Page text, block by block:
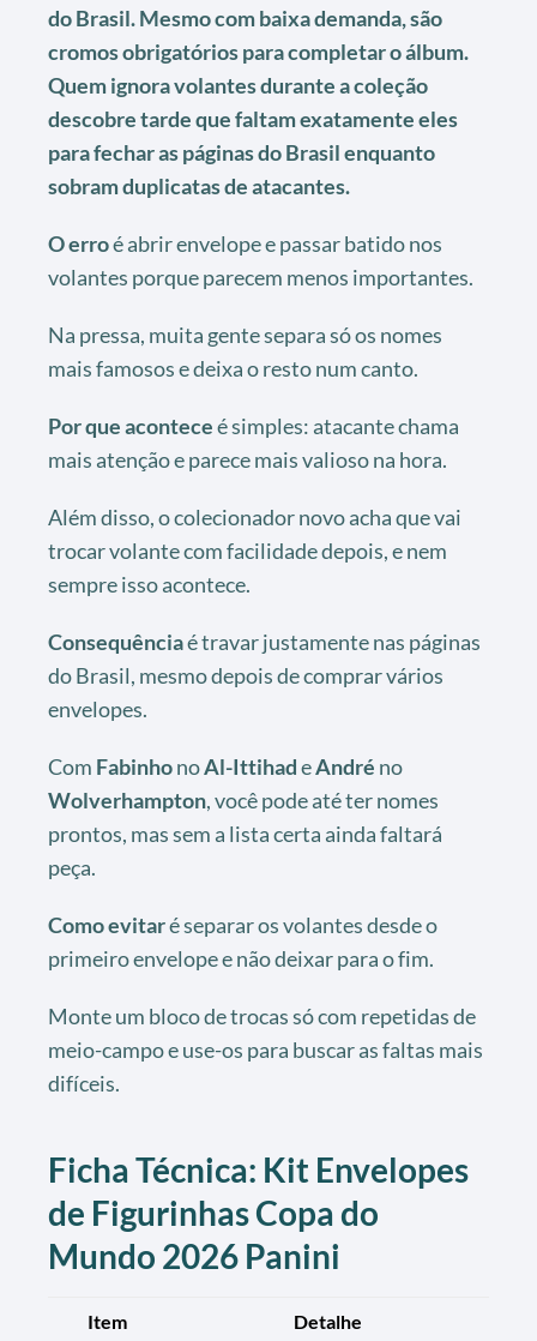
do Brasil. Mesmo com baixa demanda, são
cromos obrigatórios para completar o álbum.
Quem ignora volantes durante a coleção
descobre tarde que faltam exatamente eles
para fechar as páginas do Brasil enquanto
sobram duplicatas de atacantes.
O erroé abrir envelope e passar batido nos
volantes porque parecem menos importantes.
Na pressa, muita gente separa só os nomes
mais famosos e deixa o resto num canto.
Por que aconteceé simples: atacante chama
mais atenção e parece mais valioso na hora.
Além disso, o colecionador novo acha que vai
trocar volante com facilidade depois, e nem
sempre isso acontece.
Consequênciaé travar justamente nas páginas
do Brasil, mesmo depois de comprar vários
envelopes.
Com FabinhonoAl-IttihadeAndré no
Wolverhampton, você pode até ter nomes
prontos, mas sem a lista certa ainda faltará
peça.
Como evitaré separar os volantes desde o
primeiro envelope e não deixar para o fim.
Monte um bloco de trocas só com repetidas de
meio-campo e use-os para buscar as faltas mais
difíceis.
Ficha Técnica: Kit Envelopes
de Figurinhas Copa do
Mundo 2026 Panini
Item Detalhe